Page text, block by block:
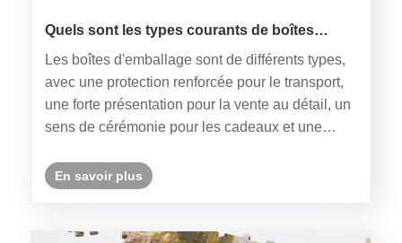
Quels sont les types courants de boîtes
Les boîtes d'emballage sont de différents types,
avec une protection renforcée pour le transport,
une forte présentation pour la vente au détail, un
sens de cérémonie pour les cadeaux et une
contribuant ainsi à rendre l'emballage précis et
respectueux de ......
En savoir plus